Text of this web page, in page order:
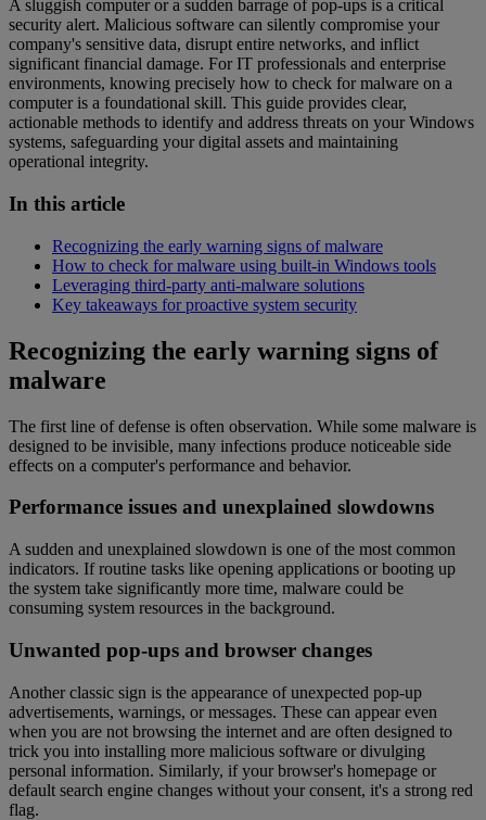
A sluggish computer or a sudden barrage of pop-ups is a critical
security alert. Malicious software can silently compromise your
company's sensitive data, disrupt entire networks, and inflict
significant financial damage. For IT professionals and enterprise
environments, knowing precisely how to check for malware on a
computer is a foundational skill. This guide provides clear,
actionable methods to identify and address threats on your Windows
systems, safeguarding your digital assets and maintaining
operational integrity.
In this article
Recognizing the early warning signs of malware
How to check for malware using built-in Windows tools
Leveraging third-party anti-malware solutions
Key takeaways for proactive system security
Recognizing the early warning signs of
malware
The first line of defense is often observation. While some malware is
designed to be invisible, many infections produce noticeable side
effects on a computer's performance and behavior.
Performance issues and unexplained slowdowns
A sudden and unexplained slowdown is one of the most common
indicators. If routine tasks like opening applications or booting up
the system take significantly more time, malware could be
consuming system resources in the background.
Unwanted pop-ups and browser changes
Another classic sign is the appearance of unexpected pop-up
advertisements, warnings, or messages. These can appear even
when you are not browsing the internet and are often designed to
trick you into installing more malicious software or divulging
personal information. Similarly, if your browser's homepage or
default search engine changes without your consent, it's a strong red
flag.